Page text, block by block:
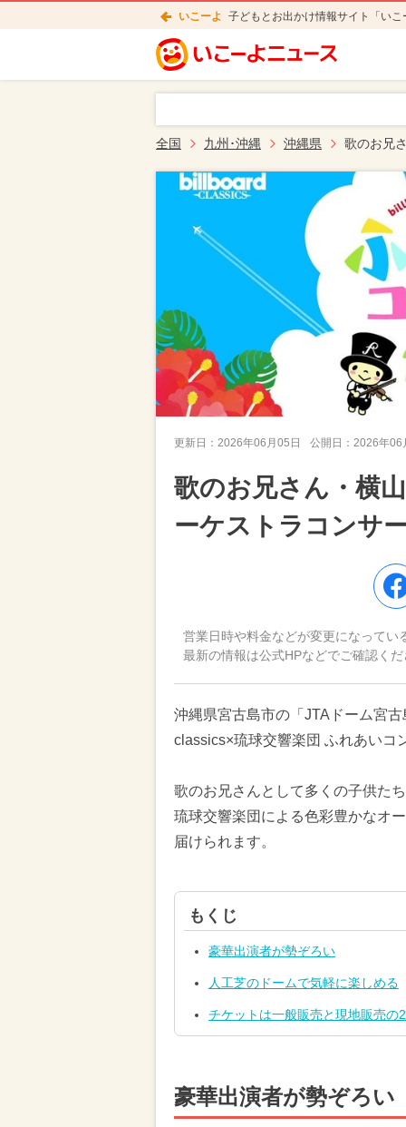
いこーよ 子どもとお出かけ情報サイト「い
全国 九州･沖縄 沖縄県 歌のお兄
更新日： 2026年06月05日 公開日： 2026年06
歌のお兄さん・横
ーケストラコンサ
営業日時や料金などが変更になってい
最新の情報は公式HPなどでご確認く
沖縄県宮古島市の「JTAドーム宮
classics×琉球交響楽団 ふれあいコ
歌のお兄さんとして多くの子供た
琉球交響楽団による色彩豊かなオ
届けられます。
もくじ
豪華出演者が勢ぞろい
人工芝のドームで気軽に楽しめる
チケットは一般販売と現地販売の
豪華出演者が勢ぞろい